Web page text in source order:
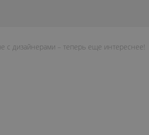
с дизайнерами – теперь еще интереснее!